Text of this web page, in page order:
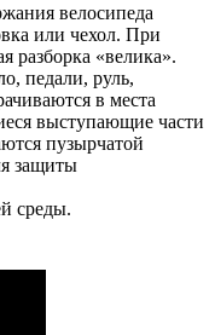
велосипеда
или чехол. При
разборка «велика».
педали, руль,
в места
выступающие части
пузырчатой
защиты
среды.